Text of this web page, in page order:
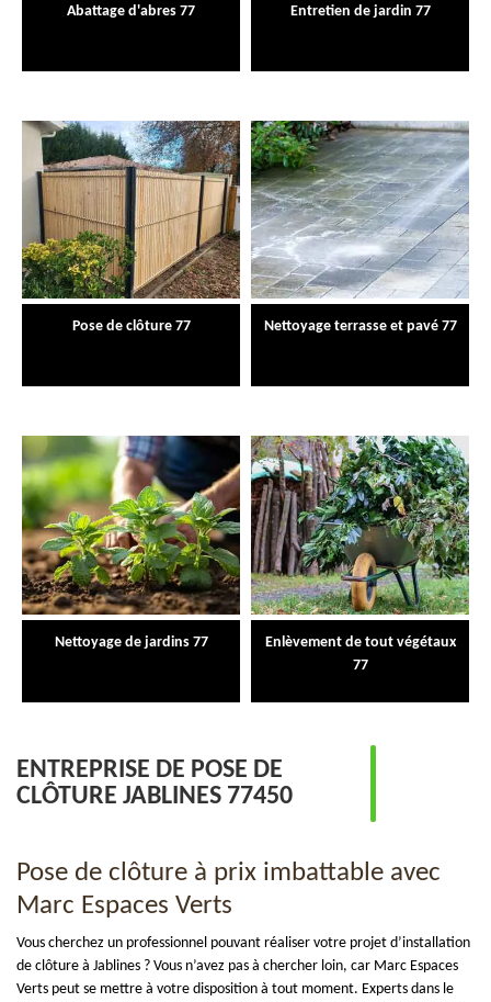
Abattage d'abres 77 Entretien de jardin 77
Pose de clôture 77 Nettoyage terrasse et pavé 77
Nettoyage de jardins 77
Enlèvement de tout végétaux
77
ENTREPRISE DE POSE DE
CLÔTURE JABLINES 77450
Pose de clôture à prix imbattable avec
Marc Espaces Verts
Vous cherchez un professionnel pouvant réaliser votre projet d’installation
de clôture à Jablines ? Vous n’avez pas à chercher loin, car Marc Espaces
Verts peut se mettre à votre disposition à tout moment. Experts dans le